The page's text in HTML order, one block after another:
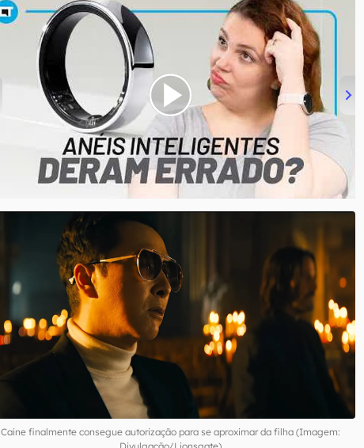
00:00/21:11
Caine finalmente consegue autorização para se aproximar da filha (Imagem: